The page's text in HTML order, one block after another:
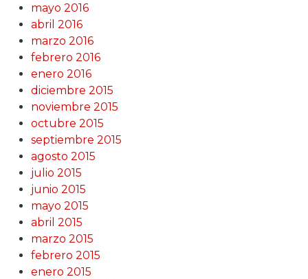
mayo 2016
abril 2016
marzo 2016
febrero 2016
enero 2016
diciembre 2015
noviembre 2015
octubre 2015
septiembre 2015
agosto 2015
julio 2015
junio 2015
mayo 2015
abril 2015
marzo 2015
febrero 2015
enero 2015